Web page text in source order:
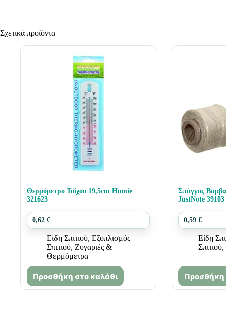
Σχετικά προϊόντα
Θερμόμετρο Τοίχου 19,5cm Homie
321623
0,62 €
Είδη Σπιτιού, Εξοπλισμός
Σπιτιού, Ζυγαριές &
Θερμόμετρα
Προσθήκη στο καλάθι
Σπάγγος
JustNote 39103
0,59 €
Είδη
Σπιτιού,
Προσθήκη